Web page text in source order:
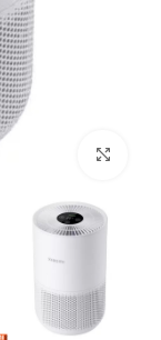
بزرگنمایی